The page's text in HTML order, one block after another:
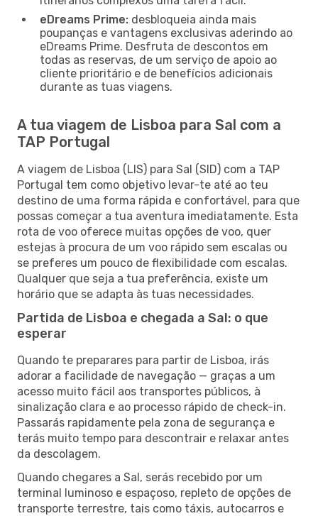
eDreams Prime: desbloqueia ainda mais
poupanças e vantagens exclusivas aderindo ao
eDreams Prime. Desfruta de descontos em
todas as reservas, de um serviço de apoio ao
cliente prioritário e de benefícios adicionais
durante as tuas viagens.
A tua viagem de Lisboa para Sal com a
TAP Portugal
A viagem de Lisboa (LIS) para Sal (SID) com a TAP
Portugal tem como objetivo levar-te até ao teu
destino de uma forma rápida e confortável, para que
possas começar a tua aventura imediatamente. Esta
rota de voo oferece muitas opções de voo, quer
estejas à procura de um voo rápido sem escalas ou
se preferes um pouco de flexibilidade com escalas.
Qualquer que seja a tua preferência, existe um
horário que se adapta às tuas necessidades.
Partida de Lisboa e chegada a Sal: o que
esperar
Quando te preparares para partir de Lisboa, irás
adorar a facilidade de navegação — graças a um
acesso muito fácil aos transportes públicos, à
sinalização clara e ao processo rápido de check-in.
Passarás rapidamente pela zona de segurança e
terás muito tempo para descontrair e relaxar antes
da descolagem.
Quando chegares a Sal, serás recebido por um
terminal luminoso e espaçoso, repleto de opções de
transporte terrestre, tais como táxis, autocarros e